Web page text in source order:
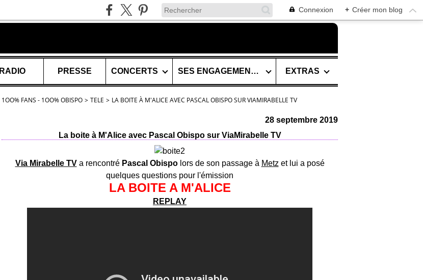
Connexion + Créer mon blog
RADIO PRESSE CONCERTS SES ENGAGEMENTS EXTRAS
1OO% FANS - 1OO% OBISPO > TELE > LA BOITE À M'ALICE AVEC PASCAL OBISPO SUR VIAMIRABELLE TV
28 septembre 2019
La boite à M'Alice avec Pascal Obispo sur ViaMirabelle TV
Via Mirabelle TVa rencontré Pascal Obispolors de son passage à Metz et lui a posé
quelques questions pour l'émission
LA BOITE A M'ALICE
REPLAY